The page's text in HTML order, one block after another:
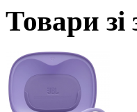
Товари